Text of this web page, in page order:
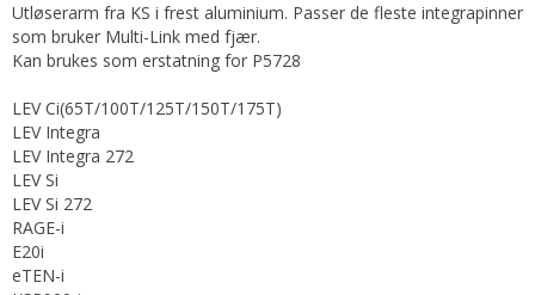
Utløserarm fra KS i frest aluminium. Passer de fleste integrapinner
som bruker Multi-Link med fjær.
Kan brukes som erstatning for P5728
LEV Ci(65T/100T/125T/150T/175T)
LEV Integra
LEV Integra 272
LEV Si
LEV Si 272
RAGE-i
E20i
eTEN-i